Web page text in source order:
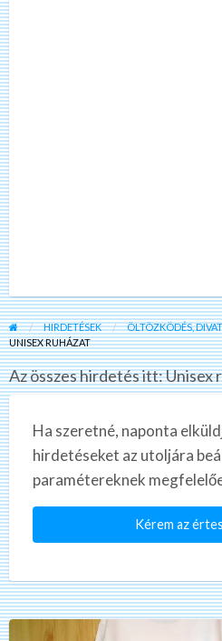
HIRDETÉSEK ÖLTÖZKÖDÉS,
UNISEX RUHÁZAT
Az összes hirdetés itt: Unisex
Ha szeretné, naponta
hirdetéseket az utoljára
paramétereknek
Kérem az
Burn